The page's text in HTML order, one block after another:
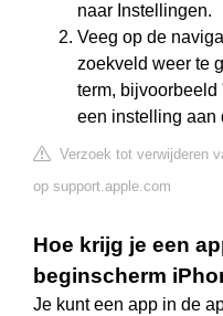
naar Instellingen.
Veeg op de
zoekveld weer te
term,
een instelling aan
Verzoek tot verwijderen
op support.apple.com
Hoe krijg je een
beginscherm
Je kunt een app in de